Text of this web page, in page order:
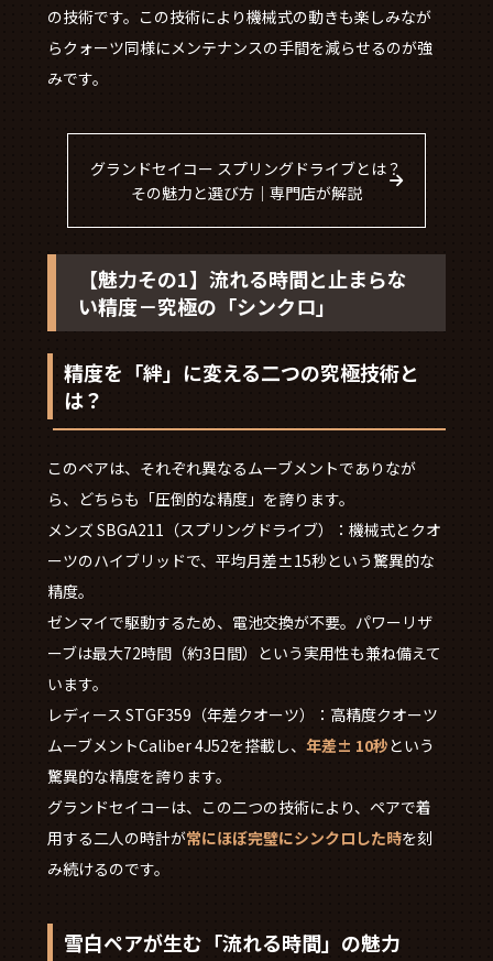
の技術です。この技術により機械式の動きも楽しみなが
らクォーツ同様にメンテナンスの手間を減らせるのが強
みです。
グランドセイコー スプリングドライブとは？
その魅力と選び方｜専門店が解説
【魅力その1】流れる時間と止まらな
い精度－究極の「シンクロ」
精度を「絆」に変える二つの究極技術と
は？
このペアは、それぞれ異なるムーブメントでありなが
ら、どちらも「圧倒的な精度」を誇ります。
メンズ SBGA211（スプリングドライブ）：機械式とクオ
ーツのハイブリッドで、平均月差±15秒という驚異的な
精度。
ゼンマイで駆動するため、電池交換が不要。パワーリザ
ーブは最大72時間（約3日間）という実用性も兼ね備えて
います。
レディース STGF359（年差クオーツ）：高精度クオーツ
ムーブメントCaliber 4J52を搭載し、 年差± 10秒という
驚異的な精度を誇ります。
グランドセイコーは、この二つの技術により、ペアで着
用する二人の時計が常にほぼ完璧にシンクロした時を刻
み続けるのです。
雪白ペアが生む「流れる時間」の魅力